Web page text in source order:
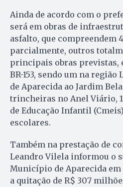
Ainda de acordo com o
será em obras de
asfalto, que compreendem
parcialmente, outros
principais obras previstas,
BR-153, sendo um na
de Aparecida ao Jardim
trincheiras no Anel Viário,
de Educação Infantil
escolares.
Também na prestação de
Leandro Vilela informou o
Município de Aparecida em
a quitação de R$ 307